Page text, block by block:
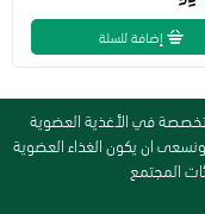
إضافة للسلة
في الأغذية العضوية
ونسعى ان يكون الغذاء العضوية
المجتمع